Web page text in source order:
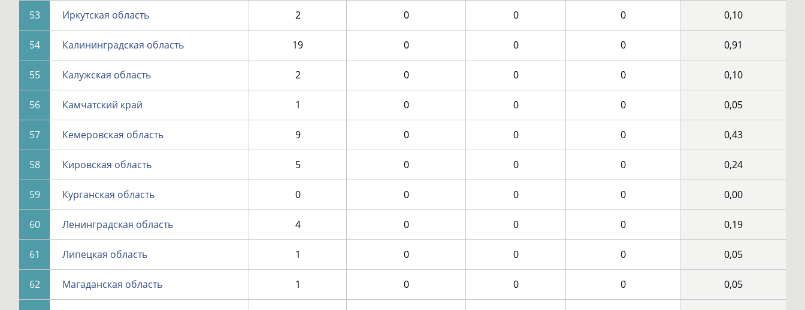
53 Иркутская область 2 0 0 0 0,10
54 Калининградская область 19 0 0 0 0,91
55 Калужская область 2 0 0 0 0,10
56 Камчатский край 1 0 0 0 0,05
57 Кемеровская область 9 0 0 0 0,43
58 Кировская область 5 0 0 0 0,24
59 Курганская область 0 0 0 0 0,00
60 Ленинградская область 4 0 0 0 0,19
61 Липецкая область 1 0 0 0 0,05
62 Магаданская область 1 0 0 0 0,05